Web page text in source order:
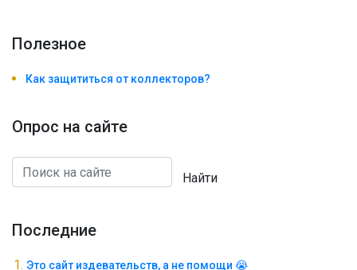
Полезноe
Как защититься от коллекторов?
Опрос на сайте
Найти
Последние
Это сайт издевательств, а не помощи 😭